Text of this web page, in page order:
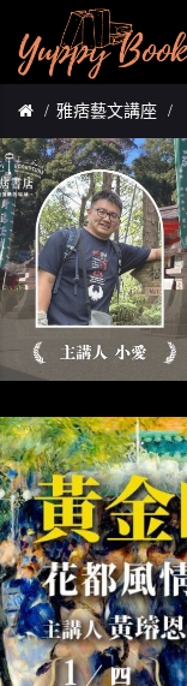
雅痞藝文講座